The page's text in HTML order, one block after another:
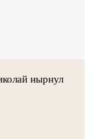
нырнул